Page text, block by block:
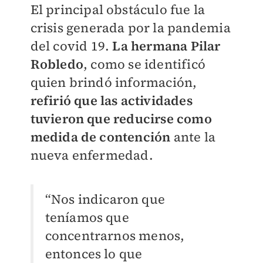
El principal obstáculo fue la
crisis generada por la pandemia
del covid 19. La hermana Pilar
Robledo, como se identificó
quien brindó información,
refirió que las actividades
tuvieron que reducirse como
medida de contención ante la
nueva enfermedad.
“Nos indicaron que
teníamos que
concentrarnos menos,
entonces lo que